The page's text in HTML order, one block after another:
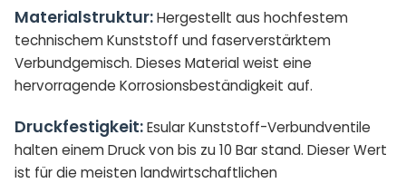
Materialstruktur:Hergestellt aus hochfestem
technischem Kunststoff und faserverstärktem
Verbundgemisch. Dieses Material weist eine
hervorragende Korrosionsbeständigkeit auf.
Druckfestigkeit:Esular Kunststoff-Verbundventile
halten einem Druck von bis zu 10 Bar stand. Dieser Wert
ist für die meisten landwirtschaftlichen